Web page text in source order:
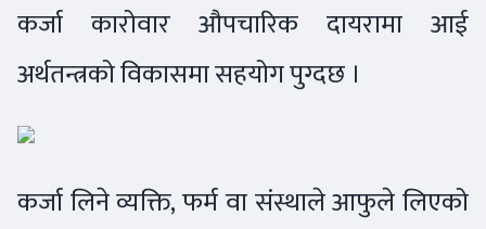
कर्जा कारोवार औपचारिक दायरामा आई
अर्थतन्त्रको विकासमा सहयोग पुग्दछ ।
कर्जा लिने व्यक्ति, फर्म वा संस्थाले आफुले लिएको